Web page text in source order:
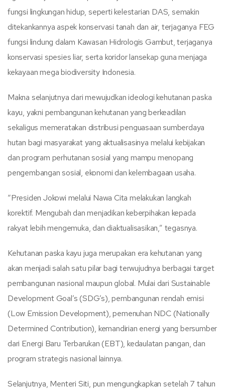
fungsi lingkungan hidup, seperti kelestarian DAS, semakin
ditekankannya aspek konservasi tanah dan air, terjaganya FEG
fungsi lindung dalam Kawasan Hidrologis Gambut, terjaganya
konservasi spesies liar, serta koridor lansekap guna menjaga
kekayaan mega biodiversity Indonesia.
Makna selanjutnya dari mewujudkan ideologi kehutanan paska
kayu, yakni pembangunan kehutanan yang berkeadilan
sekaligus memeratakan distribusi penguasaan sumberdaya
hutan bagi masyarakat yang aktualisasinya melalui kebijakan
dan program perhutanan sosial yang mampu menopang
pengembangan sosial, ekonomi dan kelembagaan usaha.
“Presiden Jokowi melalui Nawa Cita melakukan langkah
korektif. Mengubah dan menjadikan keberpihakan kepada
rakyat lebih mengemuka, dan diaktualisasikan,” tegasnya.
Kehutanan paska kayu juga merupakan era kehutanan yang
akan menjadi salah satu pilar bagi terwujudnya berbagai target
pembangunan nasional maupun global. Mulai dari Sustainable
Development Goal’s (SDG’s), pembangunan rendah emisi
(Low Emission Development), pemenuhan NDC (Nationally
Determined Contribution), kemandirian energi yang bersumber
dari Energi Baru Terbarukan (EBT), kedaulatan pangan, dan
program strategis nasional lainnya.
Selanjutnya, Menteri Siti, pun mengungkapkan setelah 7 tahun